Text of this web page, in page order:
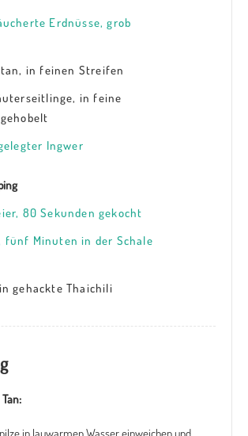
Erdnüsse, grob
in feinen Streifen
in feine
Ingwer
80 Sekunden gekocht
fünf Minuten in der Schale
gehackte Thaichili
in lauwarmen Wasser einweichen und